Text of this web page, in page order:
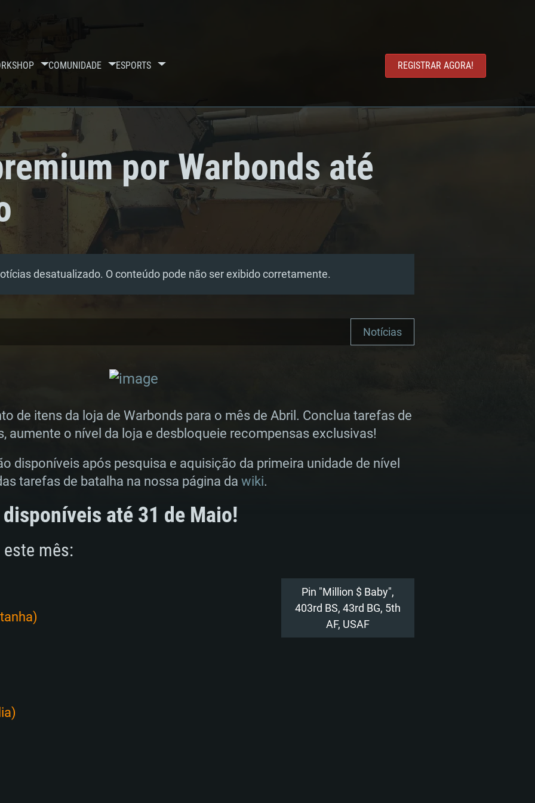
COMUNIDADE ESPORTS REGISTRAR AGORA!
por Warbonds até
desatualizado. O conteúdo pode não ser exibido corretamente.
Notícias
de itens da loja de Warbonds para o mês de Abril. Conclua tarefas de
aumente o nível da loja e desbloqueie recompensas exclusivas!
disponíveis após pesquisa e aquisição da primeira unidade de nível
tarefas de batalha na nossa página da wiki.
até 31 de Maio!
mês:
Pin "Million $ Baby",
403rd BS, 43rd BG, 5th
AF, USAF